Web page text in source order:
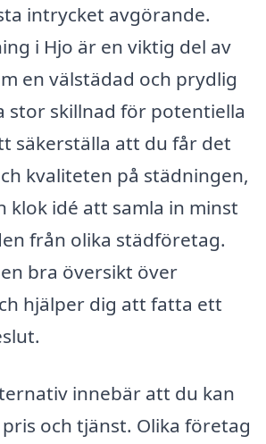
intrycket avgörande.
i Hjo är en viktig del av
en välstädad och prydlig
stor skillnad för potentiella
säkerställa att du får det
kvaliteten på städningen,
klok idé att samla in minst
från olika städföretag.
bra översikt över
hjälper dig att fatta ett
innebär att du kan
och tjänst. Olika företag